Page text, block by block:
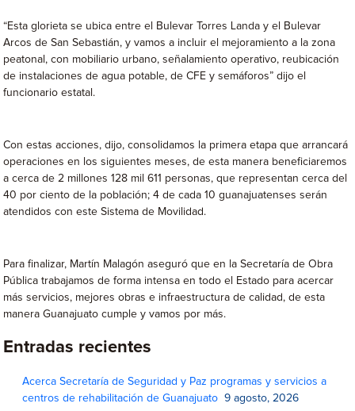
“Esta glorieta se ubica entre el Bulevar Torres Landa y el Bulevar
Arcos de San Sebastián, y vamos a incluir el mejoramiento a la zona
peatonal, con mobiliario urbano, señalamiento operativo, reubicación
de instalaciones de agua potable, de CFE y semáforos” dijo el
funcionario estatal.
Con estas acciones, dijo, consolidamos la primera etapa que arrancará
operaciones en los siguientes meses, de esta manera beneficiaremos
a cerca de 2 millones 128 mil 611 personas, que representan cerca del
40 por ciento de la población; 4 de cada 10 guanajuatenses serán
atendidos con este Sistema de Movilidad.
Para finalizar, Martín Malagón aseguró que en la Secretaría de Obra
Pública trabajamos de forma intensa en todo el Estado para acercar
más servicios, mejores obras e infraestructura de calidad, de esta
manera Guanajuato cumple y vamos por más.
Entradas recientes
Acerca Secretaría de Seguridad y Paz programas y servicios a
centros de rehabilitación de Guanajuato
9 agosto, 2026